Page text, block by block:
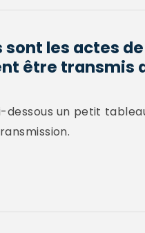
sont les actes
être transmis
dessous un petit